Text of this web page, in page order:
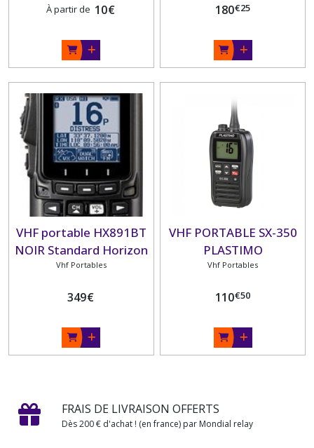
À partir de 10€ 180€25
VHF portable HX891BT
NOIR Standard Horizon
GPS- ATIS
Vhf Portables
349€
VHF PORTABLE SX-350
PLASTIMO
Vhf Portables
110€50
FRAIS DE LIVRAISON OFFERTS
Dès 200 € d'achat ! (en france) par Mondial relay